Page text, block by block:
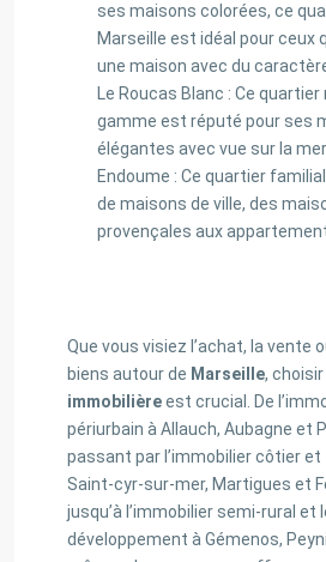
ses maisons colorées, ce
Marseille est idéal pour ceux
une maison avec du
Le Roucas Blanc : Ce
gamme est réputé pour ses
élégantes avec vue sur la mer.
Endoume : Ce quartier
de maisons de ville, des
provençales aux
Que vous visiez l’achat, la vente
biens autour de Marseille,
immobilièreest crucial. De
périurbain à Allauch, Aubagne et
passant par l’immobilier côtier
Saint-cyr-sur-mer, Martigues et
jusqu’à l’immobilier semi-rural et
développement à Gémenos,